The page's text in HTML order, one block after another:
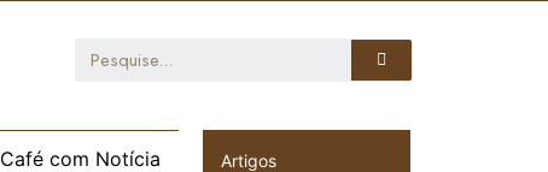
Café com Notícia Artigos